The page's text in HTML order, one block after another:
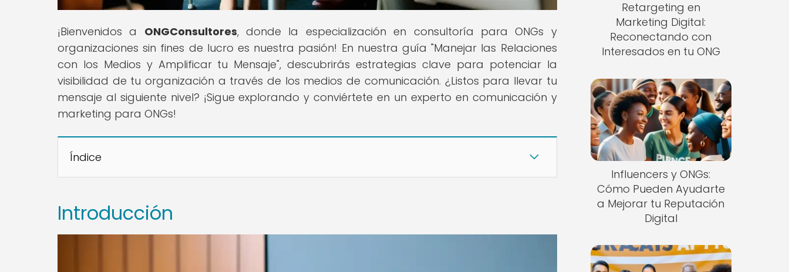
¡Bienvenidos a ONGConsultores, donde la especialización en consultoría para ONGs y
organizaciones sin fines de lucro es nuestra pasión! En nuestra guía "Manejar las Relaciones
con los Medios y Amplificar tu Mensaje", descubrirás estrategias clave para potenciar la
visibilidad de tu organización a través de los medios de comunicación. ¿Listos para llevar tu
mensaje al siguiente nivel? ¡Sigue explorando y conviértete en un experto en comunicación y
marketing para ONGs!
Índice
Introducción
Retargeting en
Marketing Digital:
Reconectando con
Interesados en tu ONG
Influencers y ONGs:
Cómo Pueden Ayudarte
a Mejorar tu Reputación
Digital